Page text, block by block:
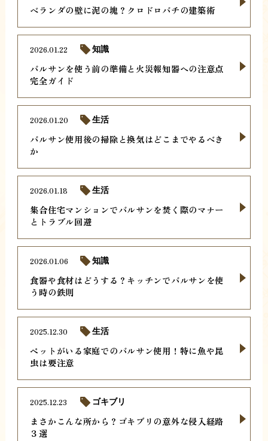
ベランダの壁に泥の塊？クロドロバチの建築術
バルサンを使う前の準備と火災報知器への注意点
完全ガイド
2026.01.22 知識
バルサン使用後の掃除と換気はどこまでやるべき
か
2026.01.20 生活
集合住宅マンションでバルサンを焚く際のマナー
とトラブル回避
2026.01.18 生活
食器や食材はどうする？キッチンでバルサンを使
う時の鉄則
2026.01.06 知識
ペットがいる家庭でのバルサン使用！特に魚や昆
虫は要注意
2025.12.30 生活
まさかこんな所から？ゴキブリの意外な侵入経路
３選
2025.12.23 ゴキブリ